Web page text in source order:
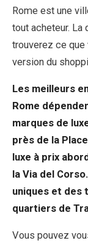
Rome est une
tout acheteur. La
trouverez ce
version du
Les meilleurs
Rome
marques de
près de la
luxe à prix
la Via del
uniques et des
quartiers de
Vous pouvez